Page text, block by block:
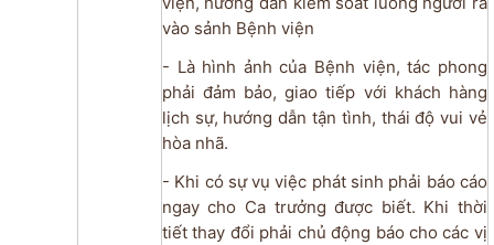
vào sảnh Bệnh viện
- Là hình ảnh của Bệnh viện, tác phong
phải đảm bảo, giao tiếp với khách hàng
lịch sự, hướng dẫn tận tình, thái độ vui vẻ
hòa nhã.
- Khi có sự vụ việc phát sinh phải báo cáo
ngay cho Ca trưởng được biết. Khi thời
tiết thay đổi phải chủ động báo cho các vị